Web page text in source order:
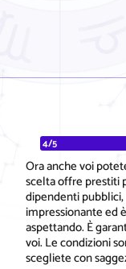
4/5
Ora anche voi
scelta offre prestiti
dipendenti
impressionante ed
aspettando. È
voi. Le condizioni
scegliete con